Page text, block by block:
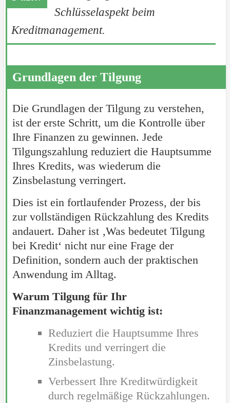
Schlüsselaspekt beim
Kreditmanagement.
Grundlagen der Tilgung
Die Grundlagen der Tilgung zu verstehen,
ist der erste Schritt, um die Kontrolle über
Ihre Finanzen zu gewinnen. Jede
Tilgungszahlung reduziert die Hauptsumme
Ihres Kredits, was wiederum die
Zinsbelastung verringert.
Dies ist ein fortlaufender Prozess, der bis
zur vollständigen Rückzahlung des Kredits
andauert. Daher ist ‚Was bedeutet Tilgung
bei Kredit‘ nicht nur eine Frage der
Definition, sondern auch der praktischen
Anwendung im Alltag.
Warum Tilgung für Ihr
Finanzmanagement wichtig ist:
Reduziert die Hauptsumme Ihres
Kredits und verringert die
Zinsbelastung.
Verbessert Ihre Kreditwürdigkeit
durch regelmäßige Rückzahlungen.